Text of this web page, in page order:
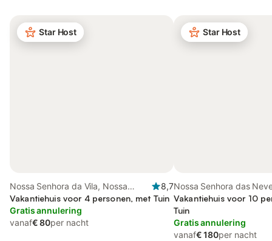
Star Host
Nossa Senhora da Vila, Nossa
Senhora do Bispo e Silveiras, Zuid-
Portugal
8,7
Vakantiehuis voor 4 personen, met Tuin
Gratis annulering
vanaf€ 80per nacht
Star Host
Nossa Senhora das
Alentejo
Vakantiehuis voor 10
Tuin
Gratis annulering
vanaf€ 180per nacht